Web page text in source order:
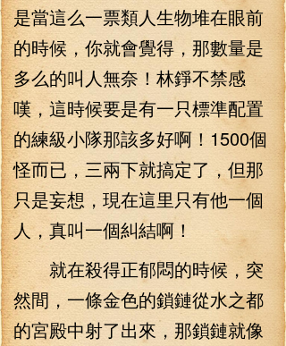
是當這么一票類人生物堆在眼前
的時候，你就會覺得，那數量是
多么的叫人無奈！林錚不禁感
嘆，這時候要是有一只標準配置
的練級小隊那該多好啊！1500個
怪而已，三兩下就搞定了，但那
只是妄想，現在這里只有他一個
人，真叫一個糾結啊！
就在殺得正郁悶的時候，突
然間，一條金色的鎖鏈從水之都
的宮殿中射了出來，那鎖鏈就像